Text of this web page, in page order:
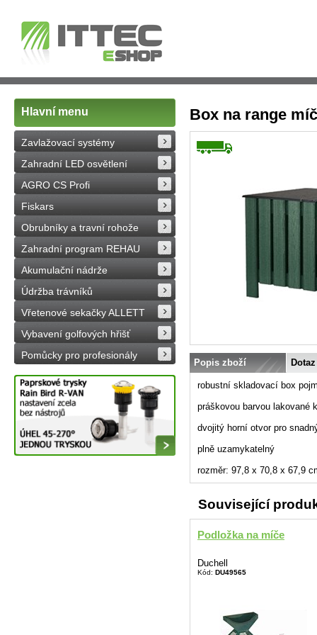
Hlavní menu
Zavlažovací systémy
Zahradní LED osvětlení
AGRO CS Profi
Fiskars
Obrubníky a travní rohože
Zahradní program REHAU
Akumulační nádrže
Údržba trávníků
Vřetenové sekačky ALLETT
Vybavení golfových hřišť
Pomůcky pro profesionály
Box na range
Popis zboží
robustní skladovací box
práškovou barvou lakované
dvojitý horní otvor pro
plně uzamykatelný
rozměr: 97,8 x 70,8 x 67,9
Související
Podložka na míče
Duchell
Kód: DU49565